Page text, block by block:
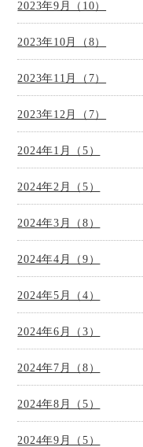
2023年9月（10）
2023年10月（8）
2023年11月（7）
2023年12月（7）
2024年1月（5）
2024年2月（5）
2024年3月（8）
2024年4月（9）
2024年5月（4）
2024年6月（3）
2024年7月（8）
2024年8月（5）
2024年9月（5）